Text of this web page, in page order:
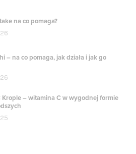
na co pomaga?
– na co pomaga, jak działa i jak go
Krople – witamina C w wygodnej formie